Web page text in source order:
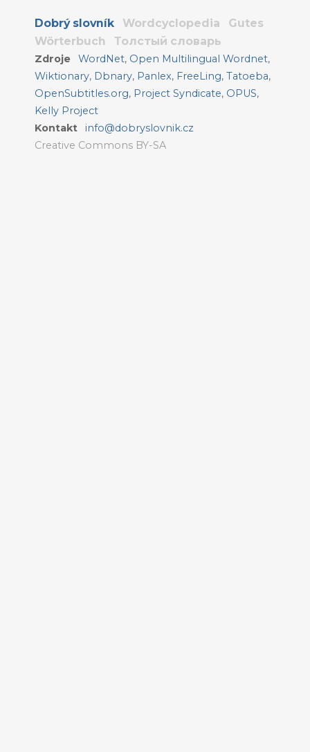
Dobrý slovník Wordcyclopedia
Gutes
Wörterbuch
Толстый словарь
Zdroje WordNet, Open Multilingual Wordnet,
Wiktionary, Dbnary, Panlex, FreeLing, Tatoeba,
OpenSubtitles.org, Project Syndicate, OPUS,
Kelly Project
Kontakt
info@dobryslovnik.cz
Creative Commons BY-SA